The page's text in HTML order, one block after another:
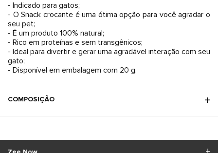
- Indicado para gatos;
- O Snack crocante é uma ótima opção para você agradar o
seu pet;
- É um produto 100% natural;
- Rico em proteínas e sem transgênicos;
- Ideal para divertir e gerar uma agradável interação com seu
gato;
- Disponível em embalagem com 20 g.
COMPOSIÇÃO